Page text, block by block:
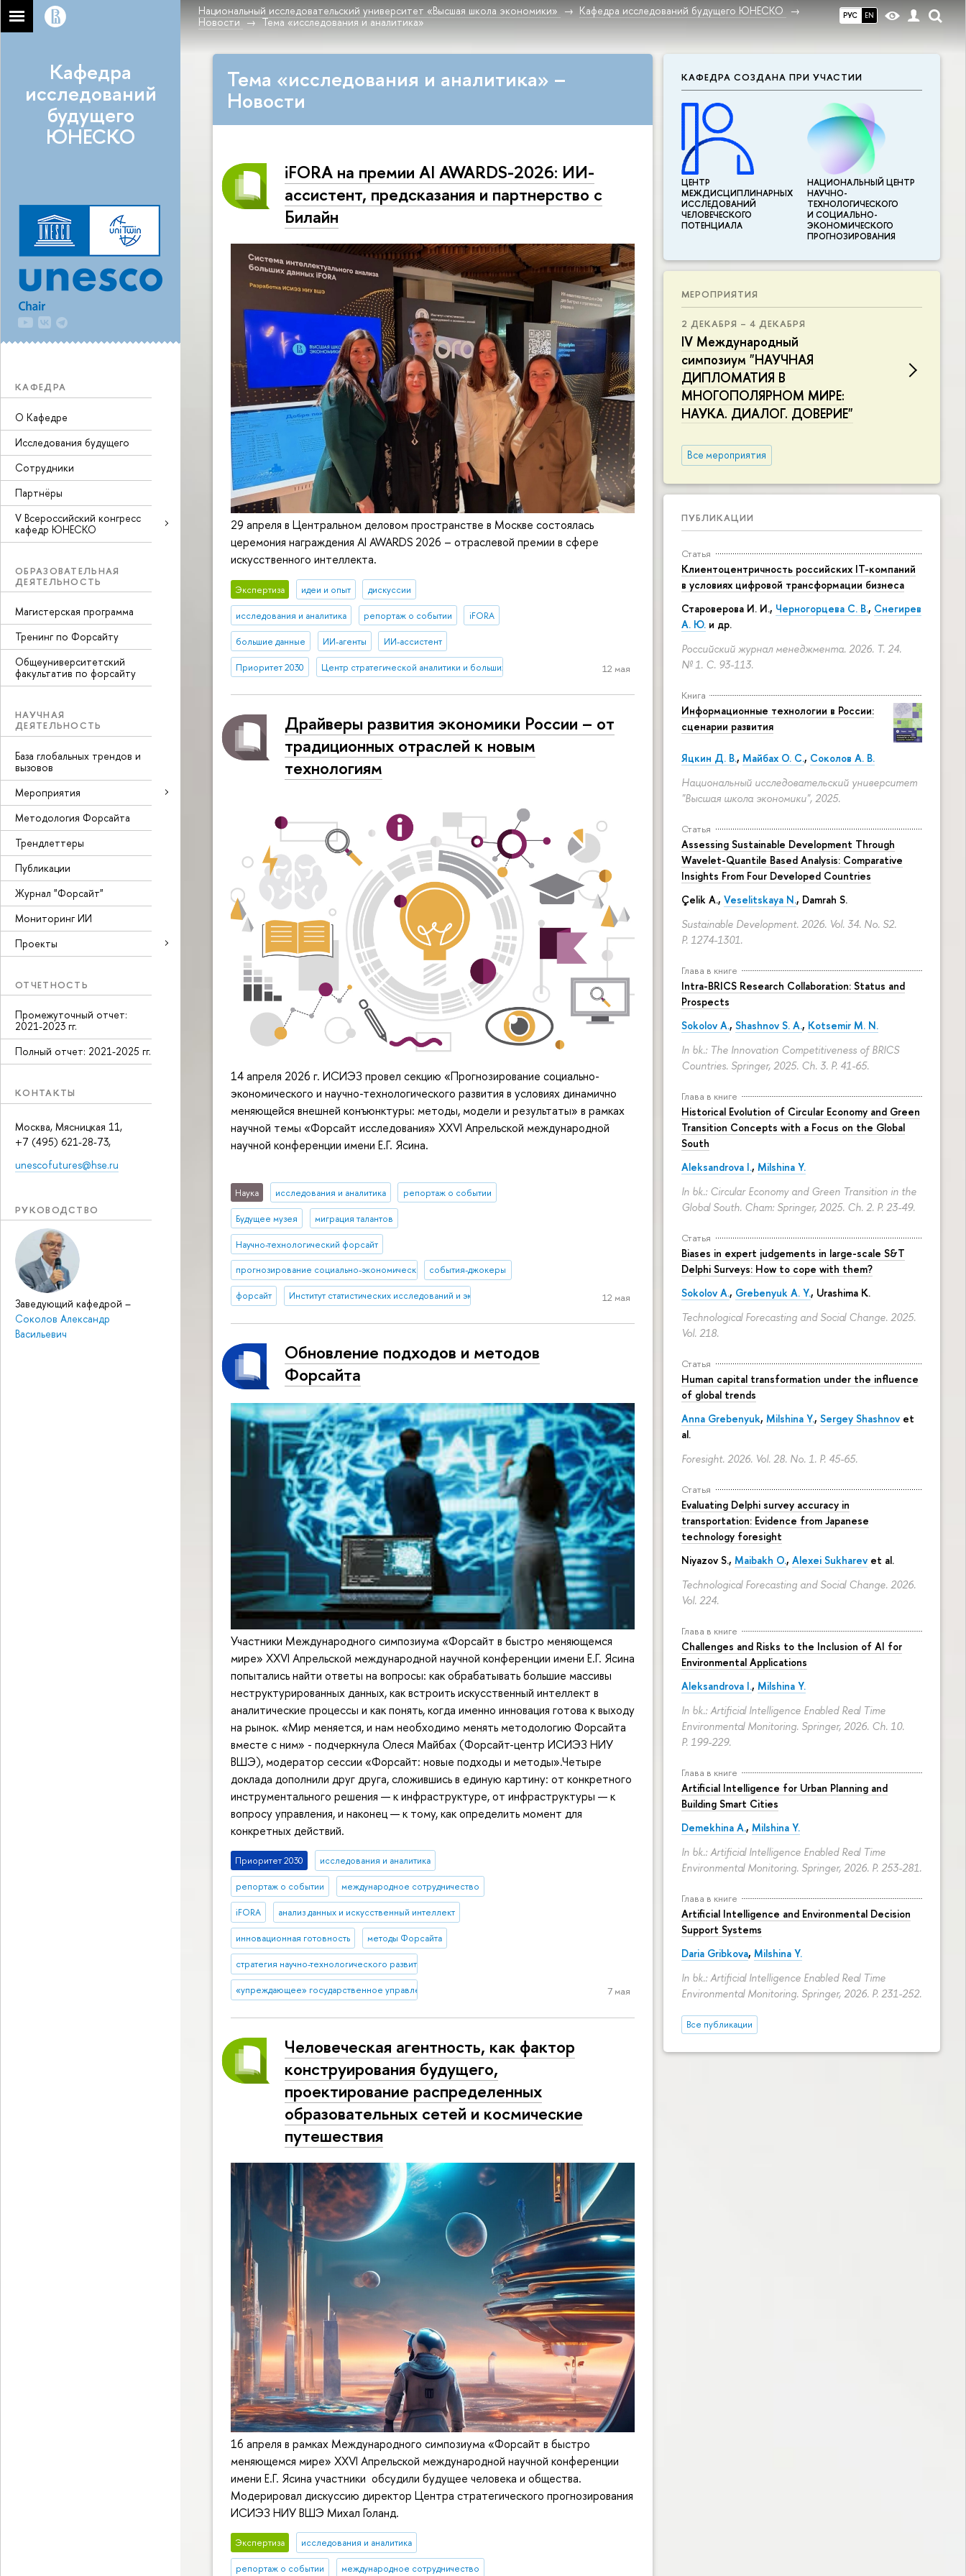
РУС EN
Национальный исследовательский университет «Высшая школа экономики»
Кафедра исследований будущего ЮНЕСКО
Новости
Тема «исследования и аналитика»
Кафедра
исследований
будущего
ЮНЕСКО
КАФЕДРА
О Кафедре
Исследования будущего
Сотрудники
Партнёры
V Всероссийский конгресс
кафедр ЮНЕСКО
ОБРАЗОВАТЕЛЬНАЯ
ДЕЯТЕЛЬНОСТЬ
Магистерская программа
Тренинг по Форсайту
Общеуниверситетский
факультатив по форсайту
НАУЧНАЯ
ДЕЯТЕЛЬНОСТЬ
База глобальных трендов и
вызовов
Мероприятия
Методология Форсайта
Трендлеттеры
Публикации
Журнал "Форсайт"
Мониторинг ИИ
Проекты
ОТЧЕТНОСТЬ
Промежуточный отчет:
2021-2023 гг.
Полный отчет: 2021-2025 гг.
КОНТАКТЫ
Москва, Мясницкая 11,
+7 (495) 621-28-73,
unescofutures@hse.ru
РУКОВОДСТВО
Заведующий кафедрой –
Соколов Александр
Васильевич
КАФЕДРА СОЗДАНА ПРИ УЧАСТИИ
ЦЕНТР
МЕЖДИСЦИПЛИНАР­НЫХ
ИССЛЕДОВАНИЙ
ЧЕЛОВЕЧЕСКОГО
ПОТЕНЦИАЛА
НАЦИОНАЛЬНЫЙ ЦЕНТР
НАУЧНО-
ТЕХНОЛОГИЧЕСКОГО
И СОЦИАЛЬНО-
ЭКОНОМИЧЕСКОГО
ПРОГНОЗИРОВАНИЯ
МЕРОПРИЯТИЯ
2 ДЕКАБРЯ – 4 ДЕКАБРЯ
IV Международный
симпозиум "НАУЧНАЯ
ДИПЛОМАТИЯ В
МНОГОПОЛЯРНОМ МИРЕ:
НАУКА. ДИАЛОГ. ДОВЕРИЕ"
Все мероприятия
ПУБЛИКАЦИИ
Статья
Клиентоцентричность российских IT-компаний
в условиях цифровой трансформации бизнеса
Староверова И. И., Черногорцева С. В., Снегирев
А. Ю. и др.
Российский журнал менеджмента. 2026. Т. 24.
№ 1. С. 93-113.
Книга
Информационные технологии в России:
сценарии развития
Яцкин Д. В., Майбах О. С., Соколов А. В.
Национальный исследовательский университет
"Высшая школа экономики", 2025.
Статья
Assessing Sustainable Development Through
Wavelet-Quantile Based Analysis: Comparative
Insights From Four Developed Countries
Çelik A., Veselitskaya N., Damrah S.
Sustainable Development. 2026. Vol. 34. No. S2.
P. 1274-1301.
Глава в книге
Intra-BRICS Research Collaboration: Status and
Prospects
Sokolov A., Shashnov S. A., Kotsemir M. N.
In bk.: The Innovation Competitiveness of BRICS
Countries. Springer, 2025. Ch. 3. P. 41-65.
Глава в книге
Historical Evolution of Circular Economy and Green
Transition Concepts with a Focus on the Global
South
Aleksandrova I., Milshina Y.
In bk.: Circular Economy and Green Transition in the
Global South. Cham: Springer, 2025. Ch. 2. P. 23-49.
Статья
Biases in expert judgements in large-scale S&T
Delphi Surveys: How to cope with them?
Sokolov A., Grebenyuk A. Y., Urashima K.
Technological Forecasting and Social Change. 2025.
Vol. 218.
Статья
Human capital transformation under the influence
of global trends
Anna Grebenyuk, Milshina Y., Sergey Shashnov et
al.
Foresight. 2026. Vol. 28. No. 1. P. 45-65.
Статья
Evaluating Delphi survey accuracy in
transportation: Evidence from Japanese
technology foresight
Niyazov S., Maibakh O., Alexei Sukharev et al.
Technological Forecasting and Social Change. 2026.
Vol. 224.
Глава в книге
Challenges and Risks to the Inclusion of AI for
Environmental Applications
Aleksandrova I., Milshina Y.
In bk.: Artificial Intelligence Enabled Real Time
Environmental Monitoring. Springer, 2026. Ch. 10.
P. 199-229.
Глава в книге
Artificial Intelligence for Urban Planning and
Building Smart Cities
Demekhina A., Milshina Y.
In bk.: Artificial Intelligence Enabled Real Time
Environmental Monitoring. Springer, 2026. P. 253-281.
Глава в книге
Artificial Intelligence and Environmental Decision
Support Systems
Daria Gribkova, Milshina Y.
In bk.: Artificial Intelligence Enabled Real Time
Environmental Monitoring. Springer, 2026. P. 231-252.
Все публикации
Тема «исследования и аналитика» –
Новости
iFORA на премии AI AWARDS-2026: ИИ-
ассистент, предсказания и партнерство с
Билайн
29 апреля в Центральном деловом пространстве в Москве состоялась
церемония награждения AI AWARDS 2026 – отраслевой премии в сфере
искусственного интеллекта.
Экспертиза идеи и опыт дискуссии
исследования и аналитика репортаж о событии iFORA
большие данные ИИ-агенты ИИ-ассистент
Приоритет 2030 Центр стратегической аналитики и больших данных 12 мая
Драйверы развития экономики России – от
традиционных отраслей к новым
технологиям
14 апреля 2026 г. ИСИЭЗ провел секцию «Прогнозирование социально-
экономического и научно-технологического развития в условиях динамично
меняющейся внешней конъюнктуры: методы, модели и результаты» в рамках
научной темы «Форсайт исследования» XXVI Апрельской международной
научной конференции имени Е.Г. Ясина.
Наука исследования и аналитика репортаж о событии
Будущее музея миграция талантов
Научно-технологический форсайт
прогнозирование социально-экономического развития
события-джокеры
форсайт Институт статистических исследований и экономики знаний 12 мая
Обновление подходов и методов
Форсайта
Участники Международного симпозиума «Форсайт в быстро меняющемся
мире» XXVI Апрельской международной научной конференции имени Е.Г. Ясина
попытались найти ответы на вопросы: как обрабатывать большие массивы
неструктурированных данных, как встроить искусственный интеллект в
аналитические процессы и как понять, когда именно инновация готова к выходу
на рынок. «Мир меняется, и нам необходимо менять методологию Форсайта
вместе с ним» - подчеркнула Олеся Майбах (Форсайт-центр ИСИЭЗ НИУ
ВШЭ), модератор сессии «Форсайт: новые подходы и методы».Четыре
доклада дополнили друг друга, сложившись в единую картину: от конкретного
инструментального решения — к инфраструктуре, от инфраструктуры — к
вопросу управления, и наконец — к тому, как определить момент для
конкретных действий.
Приоритет 2030 исследования и аналитика
репортаж о событии международное сотрудничество
iFORA анализ данных и искусственный интеллект
инновационная готовность методы Форсайта
стратегия научно-технологического развития
«упреждающее» государственное управление 7 мая
Человеческая агентность, как фактор
конструирования будущего,
проектирование распределенных
образовательных сетей и космические
путешествия
16 апреля в рамках Международного симпозиума «Форсайт в быстро
меняющемся мире» XXVI Апрельской международной научной конференции
имени Е.Г. Ясина участники обсудили будущее человека и общества.
Модерировал дискуссию директор Центра стратегического прогнозирования
ИСИЭЗ НИУ ВШЭ Михал Голанд.
Экспертиза исследования и аналитика
репортаж о событии международное сотрудничество